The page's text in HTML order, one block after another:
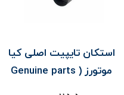
استکان تايپيت اصلی کیا
موتورز ( Genuine parts